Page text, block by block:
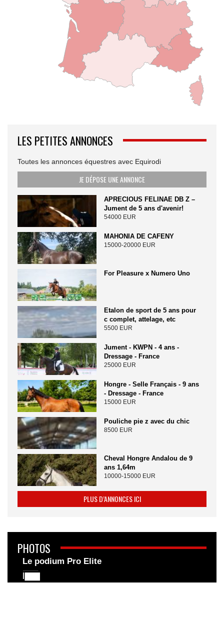
LES PETITES ANNONCES
Toutes les annonces équestres avec Equirodi
JE DÉPOSE UNE ANNONCE
APRECIOUS FELINAE DB Z –
Jument de 5 ans d'avenir!
54000 EUR
MAHONIA DE CAFENY
15000-20000 EUR
For Pleasure x Numero Uno
Etalon de sport de 5 ans pour
c complet, attelage, etc
5500 EUR
Jument - KWPN - 4 ans -
Dressage - France
25000 EUR
Hongre - Selle Français - 9 ans
- Dressage - France
15000 EUR
Pouliche pie z avec du chic
8500 EUR
Cheval Hongre Andalou de 9
ans 1,64m
10000-15000 EUR
PLUS D’ANNONCES ICI
PHOTOS
Le podium Pro Elite